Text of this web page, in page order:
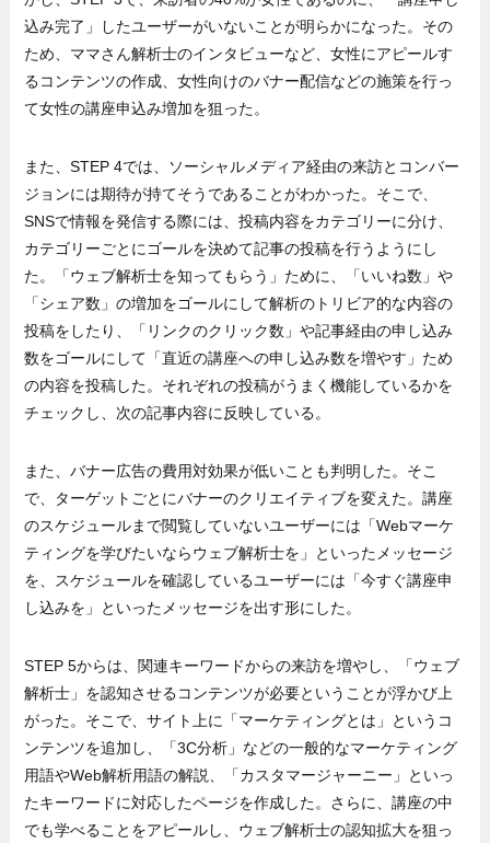
込み完了」したユーザーがいないことが明らかになった。その
ため、ママさん解析士のインタビューなど、女性にアピールす
るコンテンツの作成、女性向けのバナー配信などの施策を行っ
て女性の講座申込み増加を狙った。
また、STEP 4では、ソーシャルメディア経由の来訪とコンバー
ジョンには期待が持てそうであることがわかった。そこで、
SNSで情報を発信する際には、投稿内容をカテゴリーに分け、
カテゴリーごとにゴールを決めて記事の投稿を行うようにし
た。「ウェブ解析士を知ってもらう」ために、「いいね数」や
「シェア数」の増加をゴールにして解析のトリビア的な内容の
投稿をしたり、「リンクのクリック数」や記事経由の申し込み
数をゴールにして「直近の講座への申し込み数を増やす」ため
の内容を投稿した。それぞれの投稿がうまく機能しているかを
チェックし、次の記事内容に反映している。
また、バナー広告の費用対効果が低いことも判明した。そこ
で、ターゲットごとにバナーのクリエイティブを変えた。講座
のスケジュールまで閲覧していないユーザーには「Webマーケ
ティングを学びたいならウェブ解析士を」といったメッセージ
を、スケジュールを確認しているユーザーには「今すぐ講座申
し込みを」といったメッセージを出す形にした。
STEP 5からは、関連キーワードからの来訪を増やし、「ウェブ
解析士」を認知させるコンテンツが必要ということが浮かび上
がった。そこで、サイト上に「マーケティングとは」というコ
ンテンツを追加し、「3C分析」などの一般的なマーケティング
用語やWeb解析用語の解説、「カスタマージャーニー」といっ
たキーワードに対応したページを作成した。さらに、講座の中
でも学べることをアピールし、ウェブ解析士の認知拡大を狙っ